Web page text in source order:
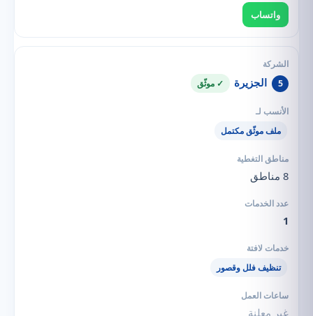
واتساب
5 الجزيرة ✓ موثّق
ملف موثّق مكتمل
8 مناطق
1
تنظيف فلل وقصور
غير معلنة